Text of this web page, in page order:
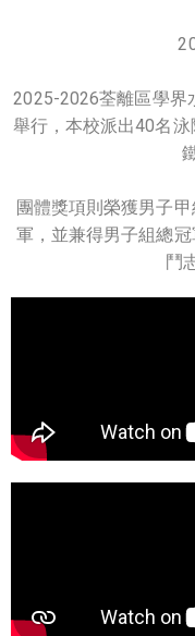
2025-2026荃離區學界
舉行，本校派出40名
團體獎項則榮獲男子
軍，並兼得男子組總
鬥